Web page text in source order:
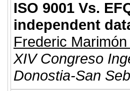
ISO 9001 Vs.
independent
Frederic Marimón
XIV Congreso
Donostia-San